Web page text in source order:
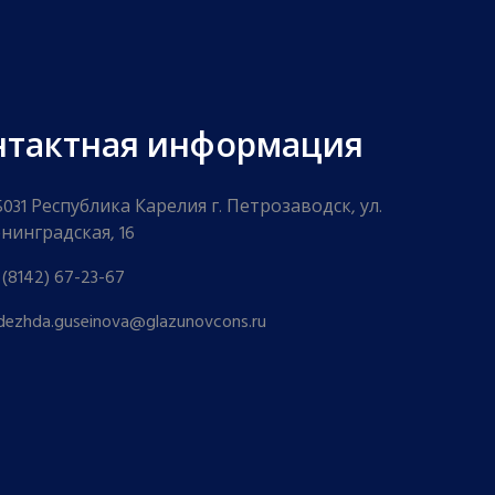
информация
Республика Карелия г. Петрозаводск, ул.
16
67-23-67